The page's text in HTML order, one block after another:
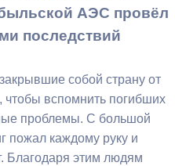
АЭС провёл
последствий
собой страну от
чтобы вспомнить погибших
проблемы. С большой
пожал каждому руку и
Благодаря этим людям